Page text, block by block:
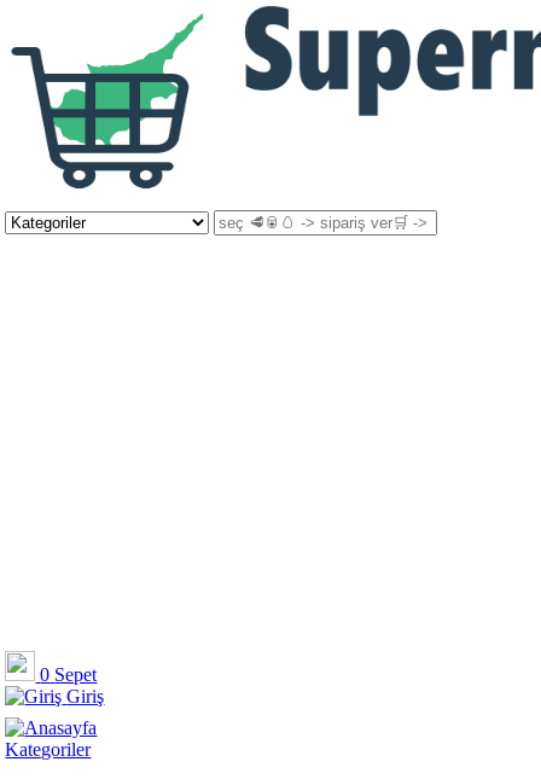
0 Sepet
Giriş
Kategoriler